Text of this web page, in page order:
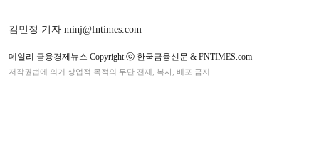
김민정 기자 minj@fntimes.com
데일리 금융경제뉴스 Copyright ⓒ 한국금융신문 & FNTIMES.com
저작권법에 의거 상업적 목적의 무단 전재, 복사, 배포 금지